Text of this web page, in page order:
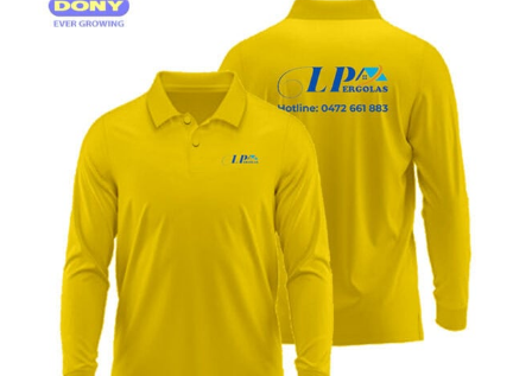
Giới thiệu thông tin áo thun đồng phục
T09 không chỉ là trang phục, mà còn là biểu tượng của
sự chuyên nghiệp, năng động và tinh thần gắn kết. Với
thiết kế hiện đại, chất liệu cao cấp và sự chăm chút tỉ
mỉ trong từng đường nét, T09 tự tin mang đến sự thoải
mái tối ưu và phong cách ấn tượng cho mọi hoạt động
tập thể.
1. Chất liệu